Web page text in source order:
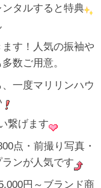
タルすると特典
す！人気の振袖や
数ご用意。
一度マリリンハウ
繋げます
点・前撮り写真・
ンが人気です
円～ブランド商